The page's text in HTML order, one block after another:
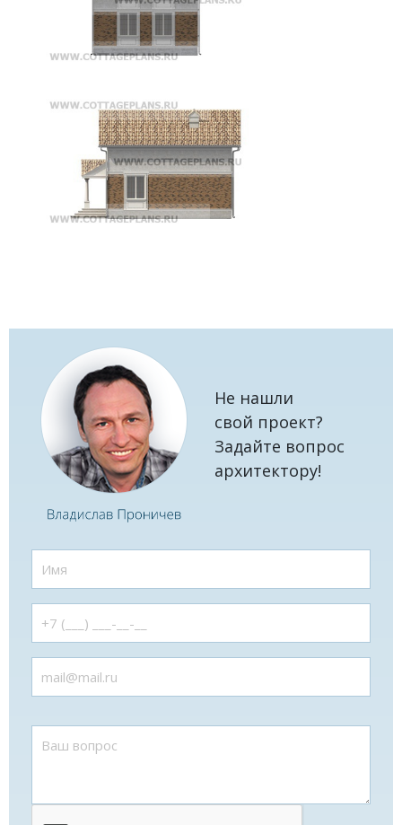
Не нашли
свой проект?
Задайте вопрос
архитектору!